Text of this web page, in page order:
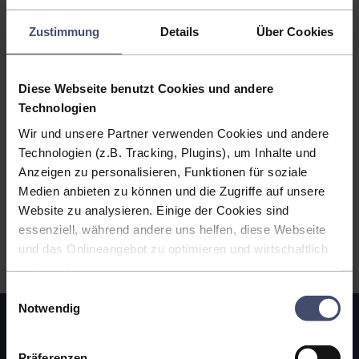
Zustimmung Details Über Cookies
Diese Webseite benutzt Cookies und andere
Technologien
Wir und unsere Partner verwenden Cookies und andere
Technologien (z.B. Tracking, Plugins), um Inhalte und
Anzeigen zu personalisieren, Funktionen für soziale
Medien anbieten zu können und die Zugriffe auf unsere
Website zu analysieren. Einige der Cookies sind
essenziell, während andere uns helfen, diese Webseite
und das Onlineangebot zu optimieren und wirtschaftlich
Außerdem geben wir Informationen zu Ihrer Verwendung
unserer Website an unsere Partner für soziale Medien,
diese Informationen möglicherweise mit weiteren Daten
Einwilligungsauswahl
Notwendig
Ähnliche Rubriken wie Verblendmauerarbeiten
Fassadenrestaurierung
Fassadensanierung
Fassadenverkleidung
Glasfassadenbau
Stahlfassadenbau